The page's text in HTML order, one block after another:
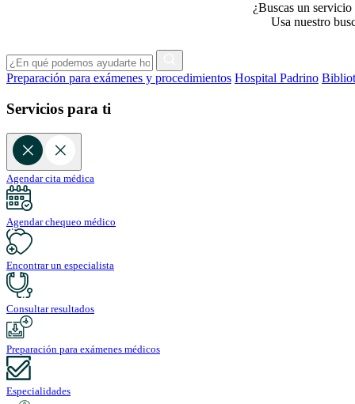
¿Buscas un
Usa nuestro
Preparación para exámenes y procedimientos Hospital Padrino
Servicios para ti
Agendar cita médica
Agendar chequeo médico
Encontrar un especialista
Consultar resultados
Preparación para exámenes médicos
Especialidades